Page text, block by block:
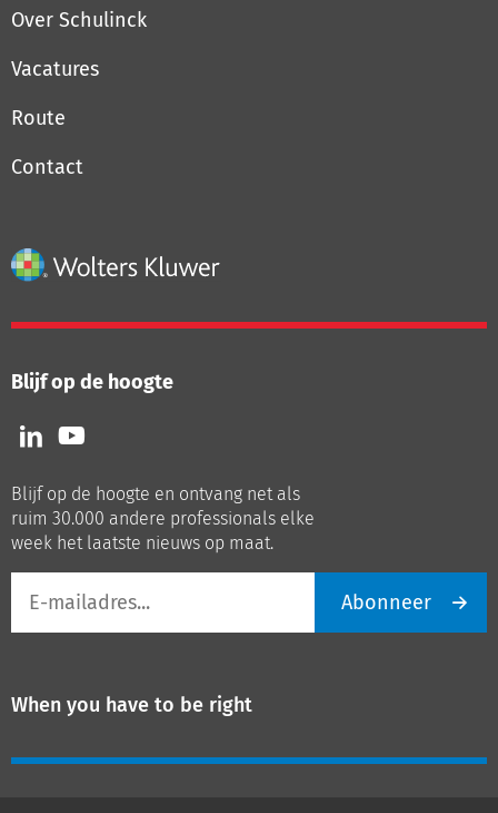
Over Schulinck
Vacatures
Route
Contact
Blijf op de hoogte
Volg
ons
LinkedIn
Volg
ons
Youtube
Blijf op de hoogte en ontvang net als
ruim 30.000 andere professionals elke
week het laatste nieuws op maat.
mailadres
Abonneer
When you have to be right